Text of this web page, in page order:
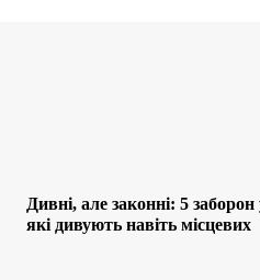
Дивні, але законні: 5 заборон
які дивують навіть місцевих